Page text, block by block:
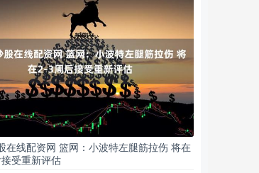
在线配资网 篮网：小波特左腿筋拉伤 将在
受重新评估